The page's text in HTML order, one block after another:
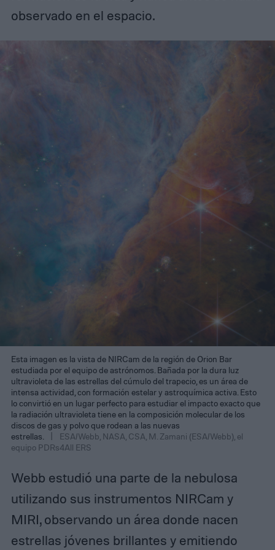
observado en el espacio.
Esta imagen es la vista de NIRCam de la región de Orion Bar
estudiada por el equipo de astrónomos. Bañada por la dura luz
ultravioleta de las estrellas del cúmulo del trapecio, es un área de
intensa actividad, con formación estelar y astroquímica activa. Esto
lo convirtió en un lugar perfecto para estudiar el impacto exacto que
la radiación ultravioleta tiene en la composición molecular de los
discos de gas y polvo que rodean a las nuevas
estrellas.
ESA/Webb, NASA, CSA, M. Zamani (ESA/Webb), el
equipo PDRs4All ERS
Webb estudió una parte de la nebulosa
utilizando sus instrumentos NIRCam y
MIRI, observando un área donde nacen
estrellas jóvenes brillantes y emitiendo